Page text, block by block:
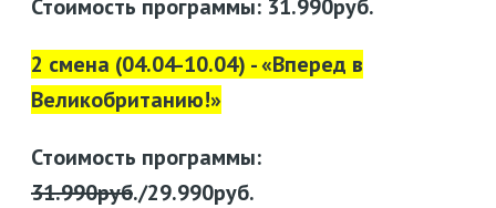
Стоимость программы: 31.990руб.
2 смена (04.04-10.04) - «Вперед в
Великобританию!»
Стоимость программы:
31.990руб./29.990руб.